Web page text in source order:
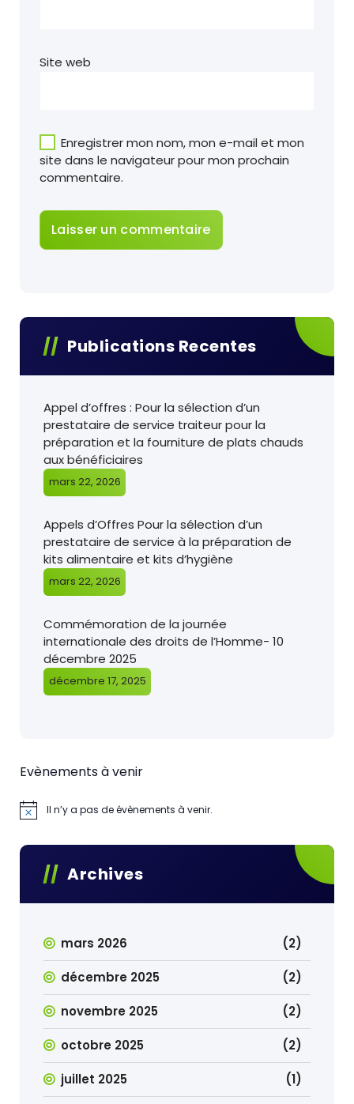
Site web
Enregistrer mon nom, mon e-mail et mon
site dans le navigateur pour mon prochain
commentaire.
Publications Recentes
Appel d’offres : Pour la sélection d’un
prestataire de service traiteur pour la
préparation et la fourniture de plats chauds
aux bénéficiaires
mars 22, 2026
Appels d’Offres Pour la sélection d’un
prestataire de service à la préparation de
kits alimentaire et kits d’hygiène
mars 22, 2026
Commémoration de la journée
internationale des droits de l’Homme- 10
décembre 2025
décembre 17, 2025
Evènements à venir
Il n’y a pas de évènements à venir.
Archives
mars 2026 (2)
décembre 2025 (2)
novembre 2025 (2)
octobre 2025 (2)
juillet 2025 (1)